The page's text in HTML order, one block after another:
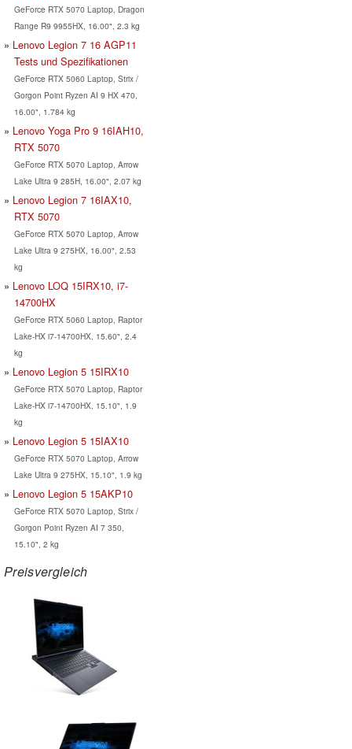
GeForce RTX 5070 Laptop, Dragon
Range R9 9955HX, 16.00", 2.3 kg
Lenovo Legion 7 16 AGP11
Tests und Spezifikationen
GeForce RTX 5060 Laptop, Strix /
Gorgon Point Ryzen AI 9 HX 470,
16.00", 1.784 kg
Lenovo Yoga Pro 9 16IAH10,
RTX 5070
GeForce RTX 5070 Laptop, Arrow
Lake Ultra 9 285H, 16.00", 2.07 kg
Lenovo Legion 7 16IAX10,
RTX 5070
GeForce RTX 5070 Laptop, Arrow
Lake Ultra 9 275HX, 16.00", 2.53
kg
Lenovo LOQ 15IRX10, i7-
14700HX
GeForce RTX 5060 Laptop, Raptor
Lake-HX i7-14700HX, 15.60", 2.4
kg
Lenovo Legion 5 15IRX10
GeForce RTX 5070 Laptop, Raptor
Lake-HX i7-14700HX, 15.10", 1.9
kg
Lenovo Legion 5 15IAX10
GeForce RTX 5070 Laptop, Arrow
Lake Ultra 9 275HX, 15.10", 1.9 kg
Lenovo Legion 5 15AKP10
GeForce RTX 5070 Laptop, Strix /
Gorgon Point Ryzen AI 7 350,
15.10", 2 kg
Preisvergleich